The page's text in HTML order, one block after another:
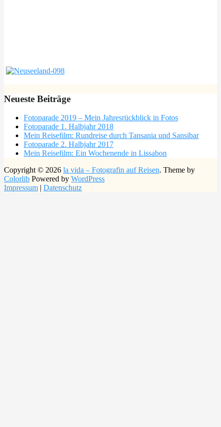
Neueste Beiträge
Fotoparade 2019 – Mein Jahresrückblick in Fotos
Fotoparade 1. Halbjahr 2018
Mein Reisefilm: Rundreise durch Tansania und Sansibar
Fotoparade 2. Halbjahr 2017
Mein Reisefilm: Ein Wochenende in Lissabon
Copyright © 2026 la vida – Fotografin auf Reisen. Theme by
Colorlib Powered by WordPress
Impressum | Datenschutz